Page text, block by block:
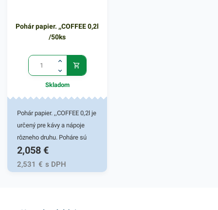
Pohár papier. ,,COFFEE 0,2l
/50ks
Skladom
Pohár papier. ,,COFFEE 0,2l je
určený pre kávy a nápoje
rôzneho druhu. Poháre sú
vyrobené zo špeciálneho
papiera, vďaka čomu majú
vysokú odolnosť a výborne
2,058 €
2,531 € s DPH